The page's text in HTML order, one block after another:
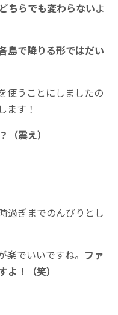
ちらでも変わらないよ
島で降りる形ではだい
使うことにしましたの
ます！
震え）
過ぎまでのんびりとし
楽でいいですね。 ファ
！（笑）